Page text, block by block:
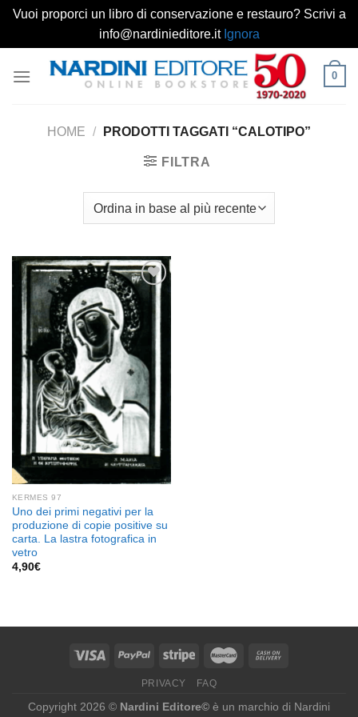
Vuoi proporci un libro di conservazione e restauro? Scrivi a
info@nardinieditore.it Ignora
0
HOME / PRODOTTI TAGGATI “CALOTIPO”
FILTRA
Aggiungi
alla lista
desideri
KERMES 97
Uno dei primi negativi per la
produzione di copie positive su
carta. La lastra fotografica in
vetro
4,90€
PRIVACY FAQ
Copyright 2026 © Nardini Editore© è un marchio di Nardini